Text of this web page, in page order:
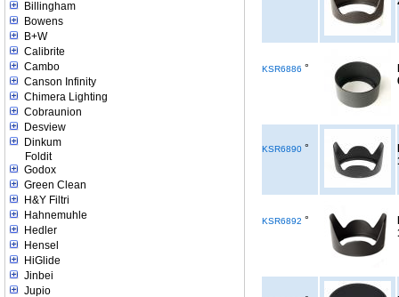
Billingham
Bowens
B+W
Calibrite
Cambo
Canson Infinity
Chimera Lighting
Cobraunion
Desview
Dinkum
Foldit
Godox
Green Clean
H&Y Filtri
Hahnemuhle
Hedler
Hensel
HiGlide
Jinbei
Jupio
KSR6886 °
KSR6890 °
KSR6892 °